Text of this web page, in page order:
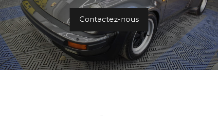
Contactez-nous